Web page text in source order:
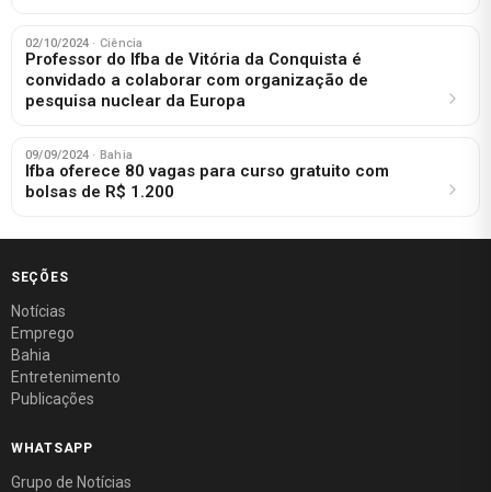
02/10/2024 · Ciência
Professor do Ifba de Vitória da Conquista é
convidado a colaborar com organização de
pesquisa nuclear da Europa
09/09/2024 · Bahia
Ifba oferece 80 vagas para curso gratuito com
bolsas de R$ 1.200
SEÇÕES
Notícias
Emprego
Bahia
Entretenimento
Publicações
WHATSAPP
Grupo de Notícias